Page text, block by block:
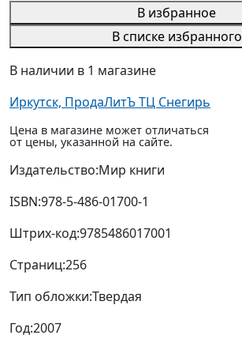
В избранное
В списке избранного
В наличии в 1 магазине
Иркутск, ПродаЛитЪ ТЦ Снегирь
Цена в магазине может отличаться
от цены, указанной на сайте.
Издательство:Мир книги
ISBN:978-5-486-01700-1
Штрих-код:9785486017001
Страниц:256
Тип обложки:Твердая
Год:2007